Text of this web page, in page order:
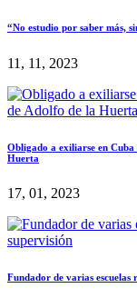
“No estudio por saber más,
11, 11, 2023
Obligado a exiliarse en
Huerta
17, 01, 2023
Fundador de varias escuelas